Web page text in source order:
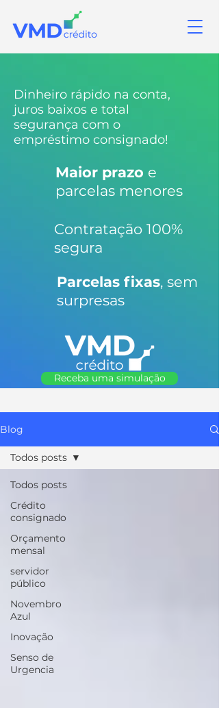
Dinheiro rápido na conta,
juros baixos e total
segurança com o
empréstimo consignado!
Maior prazo e
parcelas menores
Contratação 100%
segura
Parcelas fixas, sem
surpresas
Receba uma simulação
Blog
Todos posts
Crédito
consignado
Orçamento
mensal
servidor
público
Novembro
Azul
Inovação
Senso de
Urgencia
Todos posts